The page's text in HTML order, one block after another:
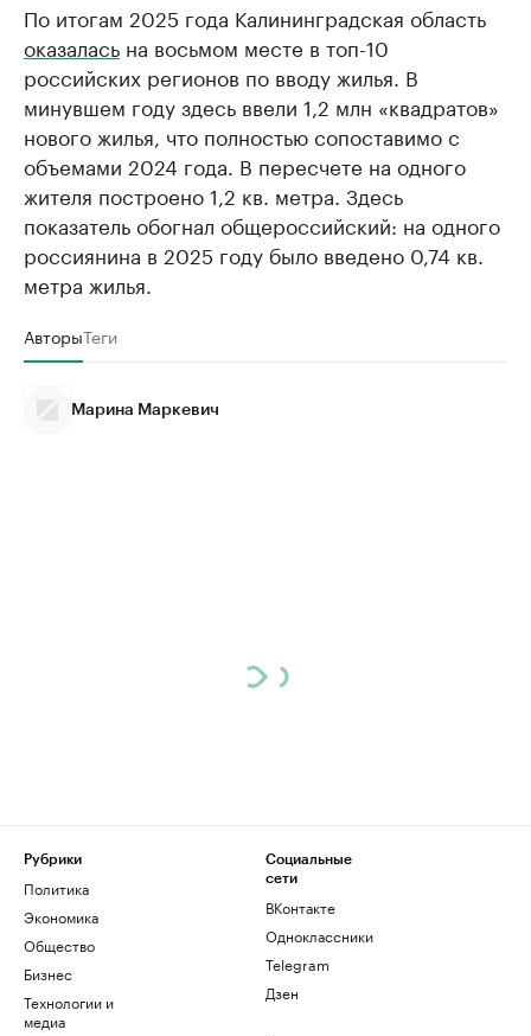
По итогам 2025 года Калининградская область
оказалась на восьмом месте в топ-10
российских регионов по вводу жилья. В
минувшем году здесь ввели 1,2 млн «квадратов»
нового жилья, что полностью сопоставимо с
объемами 2024 года. В пересчете на одного
жителя построено 1,2 кв. метра. Здесь
показатель обогнал общероссийский: на одного
россиянина в 2025 году было введено 0,74 кв.
метра жилья.
АвторыТеги
Марина Маркевич
Рубрики
Политика
Экономика
Общество
Бизнес
Технологии и
медиа
Социальные
сети
ВКонтакте
Одноклассники
Telegram
Дзен